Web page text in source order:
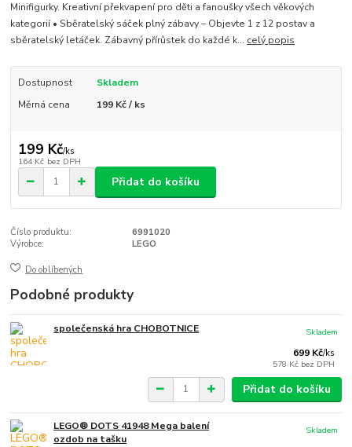
Minifigurky. Kreativní překvapení pro děti a fanoušky všech věkových
kategorií • Sběratelský sáček plný zábavy – Objevte 1 z 12 postav a
sběratelský letáček. Zábavný přírůstek do každé k... celý popis
Dostupnost
Skladem
Měrná cena
199 Kč / ks
199 Kč/ks
164 Kč bez DPH
Přidat do košíku
Číslo produktu:
6991020
Výrobce:
LEGO
Do oblíbených
Podobné produkty
společenská hra CHOBOTNICE
699 Kč/ks
578 Kč bez DPH
Skladem
Přidat do košíku
LEGO® DOTS 41948 Mega balení
ozdob na tašku
Skladem